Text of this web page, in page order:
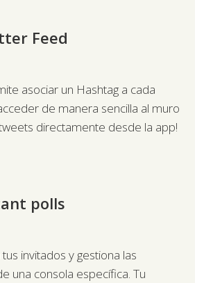
Feed
asociar un Hashtag a cada
de manera sencilla al muro
directamente desde la app!
polls
invitados y gestiona las
una consola específica. Tu